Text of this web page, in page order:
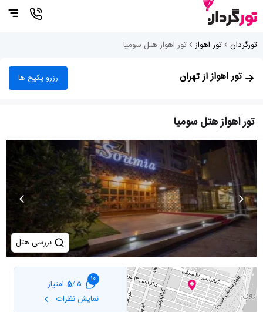
تورگردان تور اهواز تور اهواز هتل سومیا
تور اهوازاز تهران رزرو پکیج ها
تور اهواز هتل سومیا
بررسی هتل
10
5 /
5 امتیاز
نمایش نظرات